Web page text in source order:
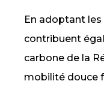
En adoptant les
contribuent
carbone de la
mobilité douce